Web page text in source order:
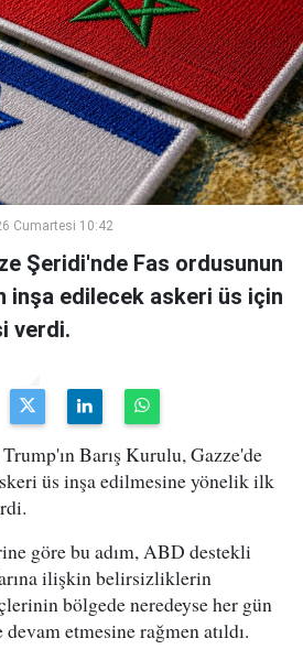
Cumartesi 10:42
Şeridi'nde Fas ordusunun
inşa edilecek askeri üs için
verdi.
Barış Kurulu, Gazze'de
üs inşa edilmesine yönelik ilk
göre bu adım, ABD destekli
ilişkin belirsizliklerin
bölgede neredeyse her gün
devam etmesine rağmen atıldı.